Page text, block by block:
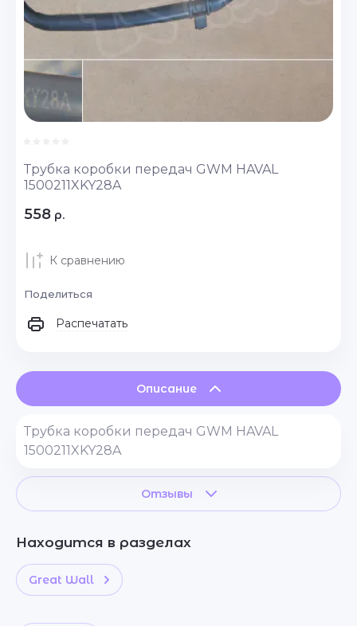
Трубка коробки передач GWM HAVAL
1500211XKY28A
558 р.
К сравнению
Поделиться
Распечатать
Описание
Трубка коробки передач GWM HAVAL
1500211XKY28A
Отзывы
Находится в разделах
Great Wall